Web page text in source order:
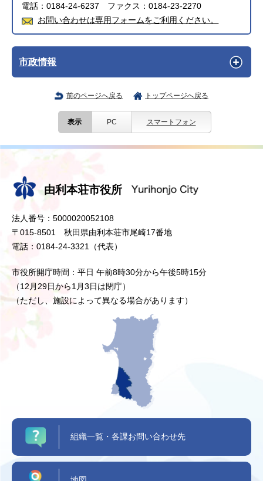
電話：0184-24-6237 ファクス：0184-23-2270
お問い合わせは専用フォームをご利用ください。
市政情報
前のページへ戻る トップページへ戻る
表示 PC スマートフォン
由利本荘市役所
法人番号：5000020052108
〒015-8501 秋田県由利本荘市尾崎17番地
電話：0184-24-3321（代表）
市役所開庁時間：平日 午前8時30分から午後5時15分
（12月29日から1月3日は閉庁）
（ただし、施設によって異なる場合があります）
組織一覧・各課お問い合わせ先